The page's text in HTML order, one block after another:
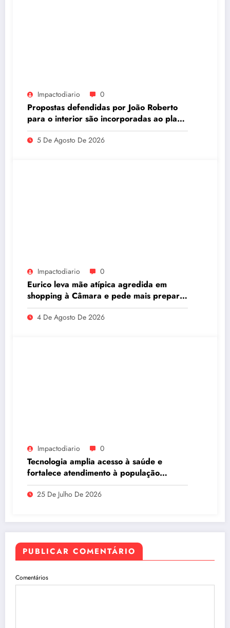
Impactodiario 0
Propostas defendidas por João Roberto
para o interior são incorporadas ao plano
de governo de David Almeida
5 De Agosto De 2026
Impactodiario 0
Eurico leva mãe atípica agredida em
shopping à Câmara e pede mais preparo
dos estabelecimentos para acolher
autistas
4 De Agosto De 2026
Impactodiario 0
Tecnologia amplia acesso à saúde e
fortalece atendimento à população
ribeirinha de Manaus
25 De Julho De 2026
PUBLICAR COMENTÁRIO
Comentários